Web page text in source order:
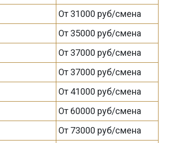
От 31000 руб/смена
От 35000 руб/смена
От 37000 руб/смена
От 37000 руб/смена
От 41000 руб/смена
От 60000 руб/смена
От 73000 руб/смена